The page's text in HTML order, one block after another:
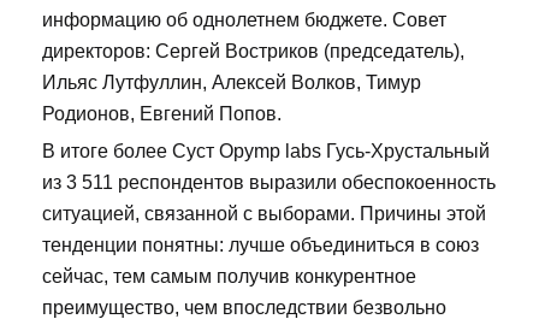
информацию об однолетнем бюджете. Совет
директоров: Сергей Востриков (председатель),
Ильяс Лутфуллин, Алексей Волков, Тимур
Родионов, Евгений Попов.
В итоге более Суст Opymp labs Гусь-Хрустальный
из 3 511 респондентов выразили обеспокоенность
ситуацией, связанной с выборами. Причины этой
тенденции понятны: лучше объединиться в союз
сейчас, тем самым получив конкурентное
преимущество, чем впоследствии безвольно